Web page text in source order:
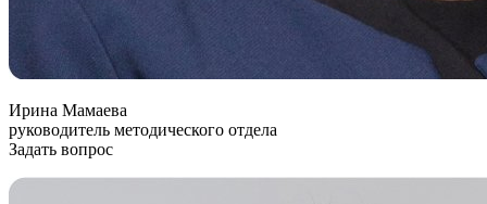
Ирина Мамаева
руководитель методического отдела
Задать вопрос